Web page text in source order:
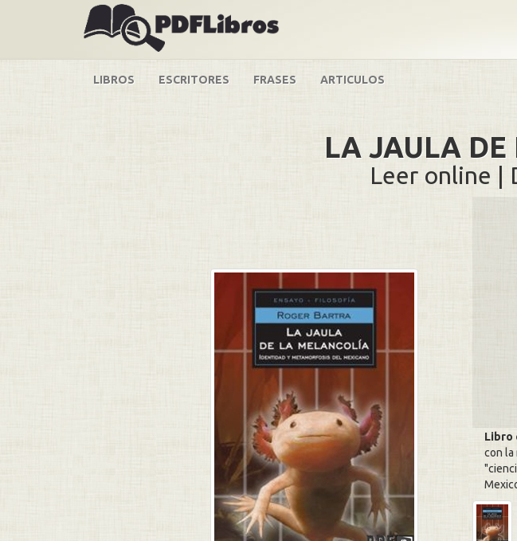
LIBROS ESCRITORES FRASES ARTICULOS
LA JAULA
Leer online |
Libro
con la